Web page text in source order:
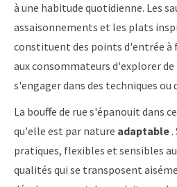
à une habitude quotidienne. Les
assaisonnements et les plats
constituent des points d'entrée
aux consommateurs d'explorer de
s'engager dans des techniques
La bouffe de rue s'épanouit dans
qu'elle est par nature adaptable.
pratiques, flexibles et sensibles
qualités qui se transposent